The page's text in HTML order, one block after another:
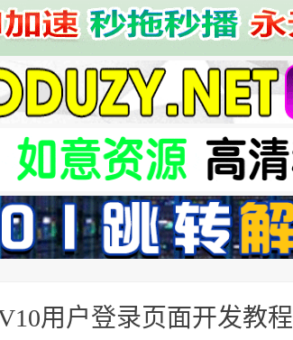
用户登录页面开发教程